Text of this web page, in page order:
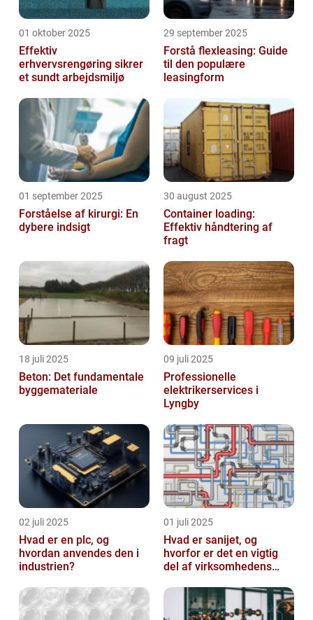
01 oktober 2025
Effektiv
erhvervsrengøring sikrer
et sundt arbejdsmiljø
29 september 2025
Forstå flexleasing: Guide
til den populære
leasingform
01 september 2025
Forståelse af kirurgi: En
dybere indsigt
30 august 2025
Container loading:
Effektiv håndtering af
fragt
18 juli 2025
Beton: Det fundamentale
byggemateriale
09 juli 2025
Professionelle
elektrikerservices i
Lyngby
02 juli 2025
Hvad er en plc, og
hvordan anvendes den i
industrien?
01 juli 2025
Hvad er sanijet, og
hvorfor er det en vigtig
del af virksomhedens